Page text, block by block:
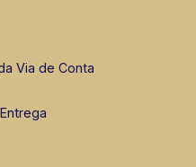
Via de Conta